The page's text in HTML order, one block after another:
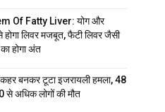
Of Fatty Liver: योग और
होगा लिवर मजबूत, फैटी लिवर जैसी
का होगा अंत
कहर बनकर टूटा इजरायली हमला, 48
से अधिक लोगों की मौत